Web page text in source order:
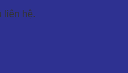
liên hệ.